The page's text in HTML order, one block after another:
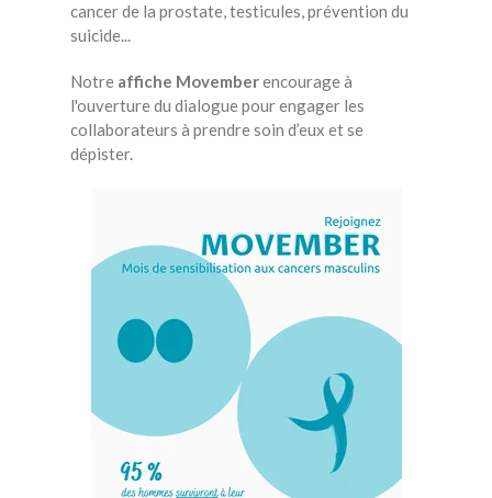
cancer de la prostate, testicules, prévention du
suicide...
Notre affiche Movemberencourage à
l'ouverture du dialogue pour engager les
collaborateurs à prendre soin d’eux et se
dépister.